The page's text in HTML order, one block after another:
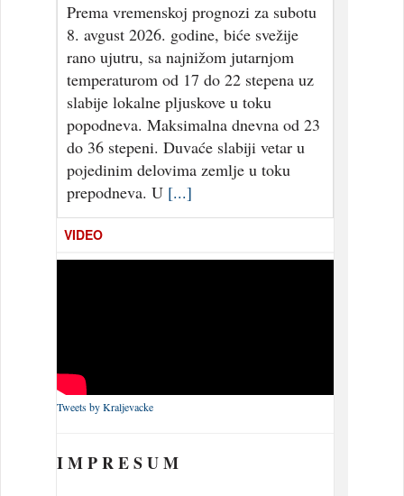
Prema vremenskoj prognozi za subotu
8. avgust 2026. godine, biće svežije
rano ujutru, sa najnižom jutarnjom
temperaturom od 17 do 22 stepena uz
slabije lokalne pljuskove u toku
popodneva. Maksimalna dnevna od 23
do 36 stepeni. Duvaće slabiji vetar u
pojedinim delovima zemlje u toku
prepodneva. U [...]
VIDEO
Tweets by Kraljevacke
I M P R E S U M